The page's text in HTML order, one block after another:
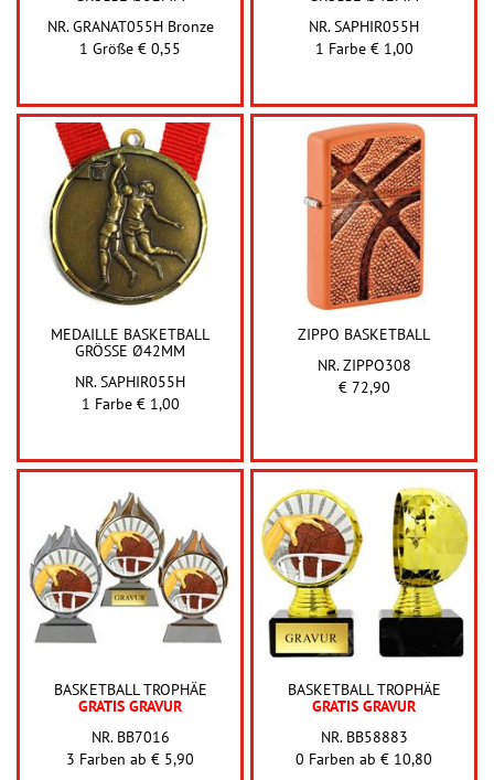
NR. GRANAT055H Bronze
1 Größe € 0,55
NR. SAPHIR055H
1 Farbe € 1,00
MEDAILLE BASKETBALL
GRÖSSE Ø42MM
NR. SAPHIR055H
1 Farbe € 1,00
ZIPPO BASKETBALL
NR. ZIPPO308
€ 72,90
BASKETBALL TROPHÄE
GRATIS GRAVUR
NR. BB7016
3 Farben ab € 5,90
BASKETBALL TROPHÄE
GRATIS GRAVUR
NR. BB58883
0 Farben ab € 10,80